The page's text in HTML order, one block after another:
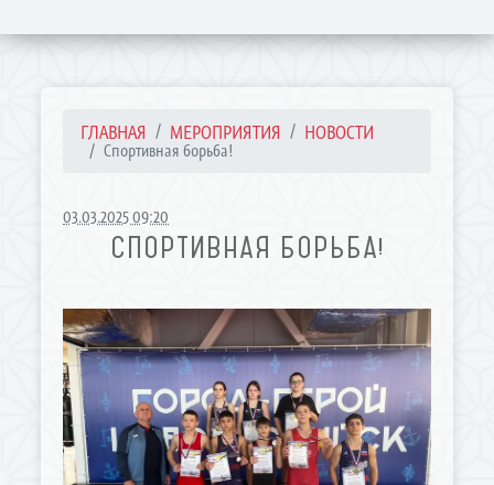
ГЛАВНАЯ МЕРОПРИЯТИЯ НОВОСТИ
Спортивная борьба!
03.03.2025 09:20
СПОРТИВНАЯ БОРЬБА!